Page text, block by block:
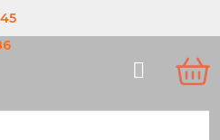
Hledat